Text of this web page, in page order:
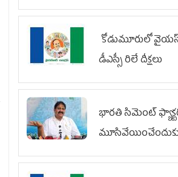
కోడుమూరులో
డీఎస్సీ రిలే దీక్షలు
భారతి సిమెంట్
కుట్ర